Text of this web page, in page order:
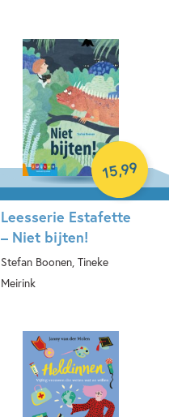
Leesserie Estafette
– Niet bijten!
Stefan Boonen, Tineke
Meirink
15,99